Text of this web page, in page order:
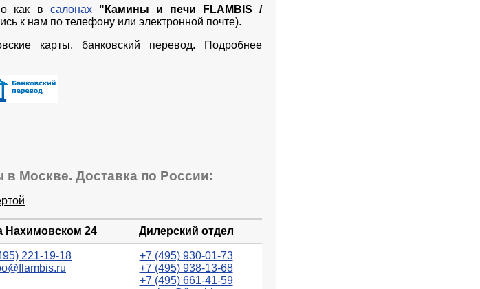
как в салонах
"Камины и печи FLAMBIS /
к нам по телефону или электронной почте).
карты, банковский перевод. Подробнее
Москве. Доставка по России:
Нахимовском 24 Дилерский отдел
221-19-18
+7 (495) 930-01-73
+7 (495) 938-13-68
+7 (495) 661-41-59